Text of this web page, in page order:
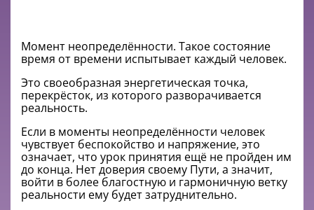
Момент неопределённости. Такое состояние
время от времени испытывает каждый человек.
Это своеобразная энергетическая точка,
перекрёсток, из которого разворачивается
реальность.
Если в моменты неопределённости человек
чувствует беспокойство и напряжение, это
означает, что урок принятия ещё не пройден им
до конца. Нет доверия своему Пути, а значит,
войти в более благостную и гармоничную ветку
реальности ему будет затруднительно.